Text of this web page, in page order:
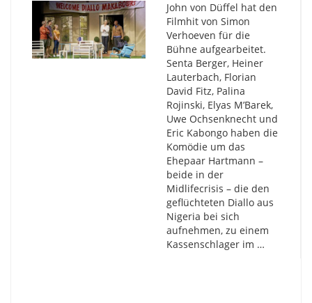
John von Düffel hat den
Filmhit von Simon
Verhoeven für die
Bühne aufgearbeitet.
Senta Berger, Heiner
Lauterbach, Florian
David Fitz, Palina
Rojinski, Elyas M’Barek,
Uwe Ochsenknecht und
Eric Kabongo haben die
Komödie um das
Ehepaar Hartmann –
beide in der
Midlifecrisis – die den
geflüchteten Diallo aus
Nigeria bei sich
aufnehmen, zu einem
Kassenschlager im …